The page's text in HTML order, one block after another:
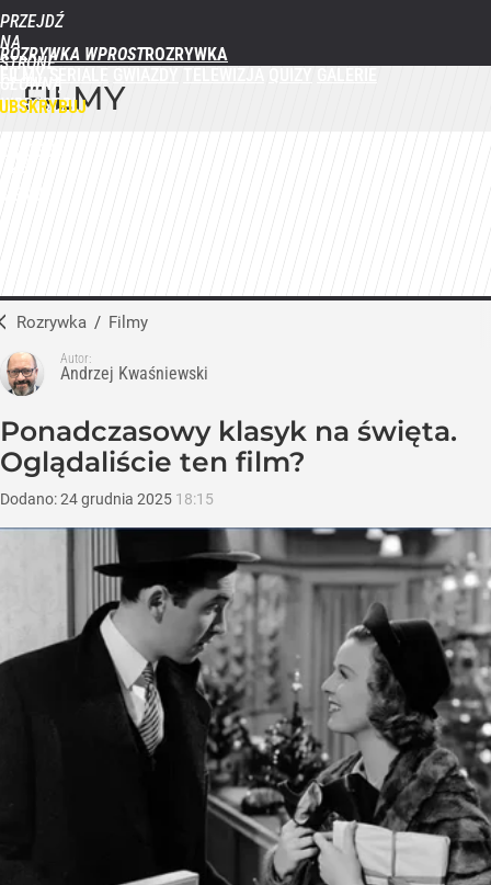
PRZEJDŹ
NA
STRONĘ
GŁÓWNĄ
WPROST.PL
ROZRYWKA WPROST
FILMY
Rozrywka / Filmy
Autor:
Andrzej Kwaśniewski
Ponadczasowy klasyk na święta.
Oglądaliście ten film?
Dodano:24grudnia 2025 18:15